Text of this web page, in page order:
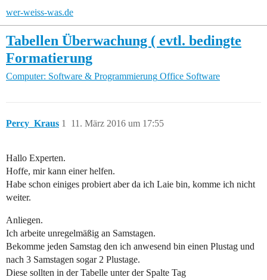
wer-weiss-was.de
Tabellen Überwachung ( evtl. bedingte
Formatierung
Computer: Software & Programmierung Office Software
Percy_Kraus 11. März 2016 um 17:55
1
Hallo Experten.
Hoffe, mir kann einer helfen.
Habe schon einiges probiert aber da ich Laie bin, komme ich nicht
weiter.
Anliegen.
Ich arbeite unregelmäßig an Samstagen.
Bekomme jeden Samstag den ich anwesend bin einen Plustag und
nach 3 Samstagen sogar 2 Plustage.
Diese sollten in der Tabelle unter der Spalte Tag